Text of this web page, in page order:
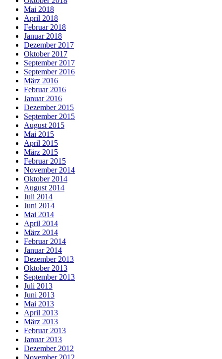
Mai 2018
April 2018
Februar 2018
Januar 2018
Dezember 2017
Oktober 2017
September 2017
September 2016
März 2016
Februar 2016
Januar 2016
Dezember 2015
September 2015
August 2015
Mai 2015
April 2015
März 2015
Februar 2015
November 2014
Oktober 2014
August 2014
Juli 2014
Juni 2014
Mai 2014
April 2014
März 2014
Februar 2014
Januar 2014
Dezember 2013
Oktober 2013
September 2013
Juli 2013
Juni 2013
Mai 2013
April 2013
März 2013
Februar 2013
Januar 2013
Dezember 2012
November 2012